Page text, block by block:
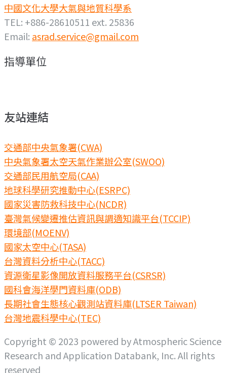
中國文化大學大氣與地質科學系
TEL: +886-28610511 ext. 25836
Email: asrad.service@gmail.com
指導單位
友站連結
交通部中央氣象署(CWA)
中央氣象署太空天氣作業辦公室(SWOO)
交通部民用航空局(CAA)
地球科學研究推動中心(ESRPC)
國家災害防救科技中心(NCDR)
臺灣氣候變遷推估資訊與調適知識平台(TCCIP)
環境部(MOENV)
國家太空中心(TASA)
台灣資料分析中心(TACC)
資源衛星影像開放資料服務平台(CSRSR)
國科會海洋學門資料庫(ODB)
長期社會生態核心觀測站資料庫(LTSER Taiwan)
台灣地震科學中心(TEC)
Copyright © 2023 powered by Atmospheric Science
Research and Application Databank, Inc. All rights
reserved